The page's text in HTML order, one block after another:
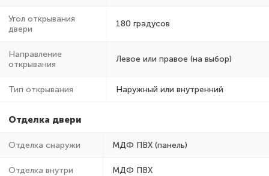
Угол открывания
двери
180 градусов
Направление
открывания
Левое или правое (на выбор)
Тип открывания Наружный или внутренний
Отделка двери
Отделка снаружи МДФ ПВХ (панель)
Отделка внутри МДФ ПВХ